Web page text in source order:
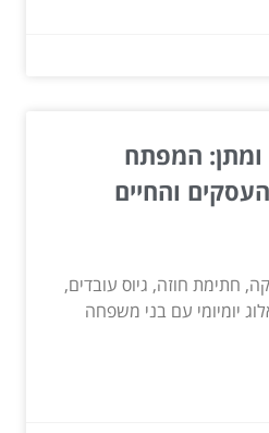
ומתן: המפתח
והחיים
חתימת חוזה, גיוס עובדים,
יומיומי עם בני משפחה